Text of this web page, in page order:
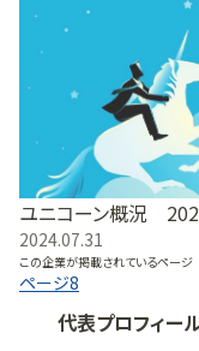
代表プロフィー
ユニコーン概況
2024.07.31
この企業が掲載されているページ
ページ8